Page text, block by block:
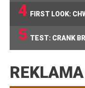
4 FIRST LOOK:
5 TEST: CRANK
REKLAMA